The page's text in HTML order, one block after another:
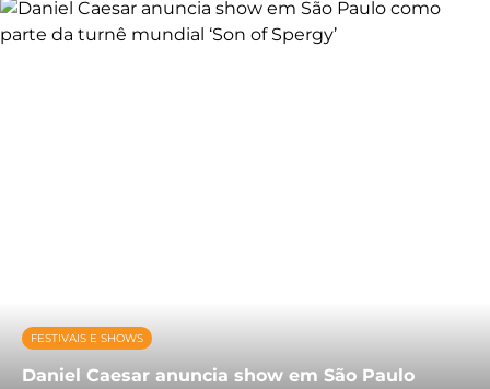
FESTIVAIS E SHOWS
Daniel Caesar anuncia show em São Paulo